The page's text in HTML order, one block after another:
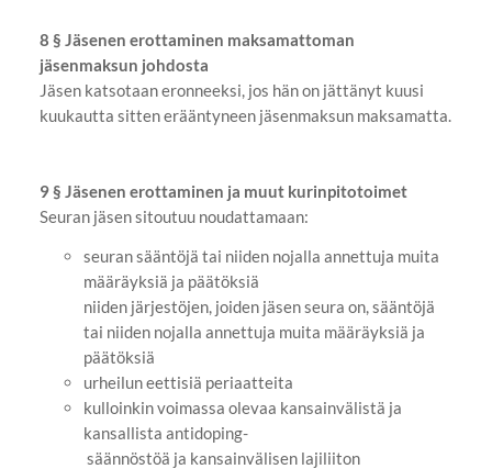
8 § Jäsenen erottaminen maksamattoman
jäsenmaksun johdosta
Jäsen katsotaan eronneeksi, jos hän on jättänyt kuusi
kuukautta sitten erääntyneen jäsenmaksun maksamatta.
9 § Jäsenen erottaminen ja muut kurinpitotoimet
Seuran jäsen sitoutuu noudattamaan:
seuran sääntöjä tai niiden nojalla annettuja muita
määräyksiä ja päätöksiä
niiden järjestöjen, joiden jäsen seura on, sääntöjä
tai niiden nojalla annettuja muita määräyksiä ja
päätöksiä
urheilun eettisiä periaatteita
kulloinkin voimassa olevaa kansainvälistä ja
kansallista antidoping-
säännöstöä ja kansainvälisen lajiliiton